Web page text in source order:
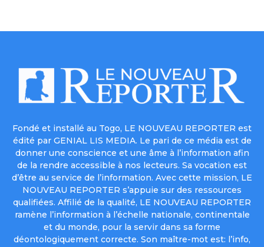
Fondé et installé au Togo, LE NOUVEAU REPORTER est
édité par GENIAL LIS MEDIA. Le pari de ce média est de
donner une conscience et une âme à l’information afin
de la rendre accessible à nos lecteurs. Sa vocation est
d’être au service de l’information. Avec cette mission, LE
NOUVEAU REPORTER s’appuie sur des ressources
qualifiées. Affilié de la qualité, LE NOUVEAU REPORTER
ramène l’information à l’échelle nationale, continentale
et du monde, pour la servir dans sa forme
déontologiquement correcte. Son maître-mot est: l’info,